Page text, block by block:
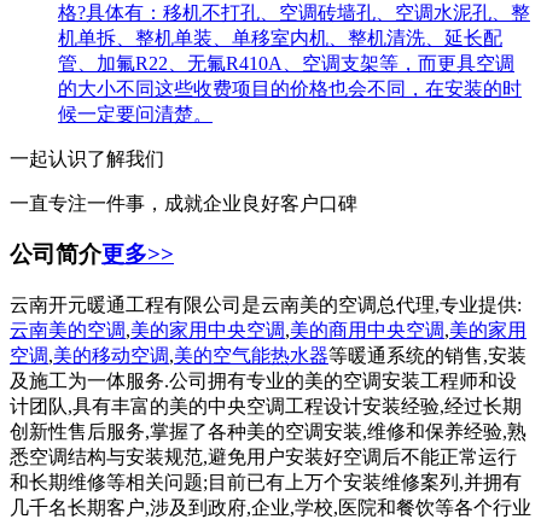
格?具体有：移机不打孔、空调砖墙孔、空调水泥孔、整
机单拆、整机单装、单移室内机、整机清洗、延长配
管、加氟R22、无氟R410A、空调支架等，而更具空调
的大小不同这些收费项目的价格也会不同，在安装的时
候一定要问清楚。
一起认识了解我们
一直专注一件事，成就企业良好客户口碑
公司简介更多>>
云南开元暖通工程有限公司是云南美的空调总代理,专业提供:
云南美的空调,美的家用中央空调,美的商用中央空调,美的家用
空调,美的移动空调,美的空气能热水器等暖通系统的销售,安装
及施工为一体服务.公司拥有专业的美的空调安装工程师和设
计团队,具有丰富的美的中央空调工程设计安装经验,经过长期
创新性售后服务,掌握了各种美的空调安装,维修和保养经验,熟
悉空调结构与安装规范,避免用户安装好空调后不能正常运行
和长期维修等相关问题;目前已有上万个安装维修案列,并拥有
几千名长期客户,涉及到政府,企业,学校,医院和餐饮等各个行业